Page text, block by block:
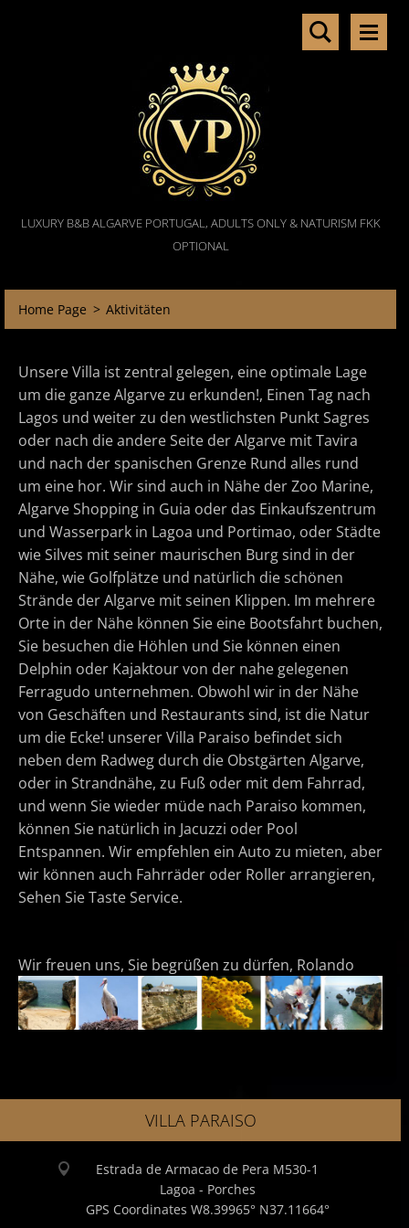
LUXURY B&B ALGARVE PORTUGAL, ADULTS ONLY & NATURISM FKK
OPTIONAL
Home Page > Aktivitäten
Unsere Villa ist zentral gelegen, eine optimale Lage
um die ganze Algarve zu erkunden!, Einen Tag nach
Lagos und weiter zu den westlichsten Punkt Sagres
oder nach die andere Seite der Algarve mit Tavira
und nach der spanischen Grenze Rund alles rund
um eine hor. Wir sind auch in Nähe der Zoo Marine,
Algarve Shopping in Guia oder das Einkaufszentrum
und Wasserpark in Lagoa und Portimao, oder Städte
wie Silves mit seiner maurischen Burg sind in der
Nähe, wie Golfplätze und natürlich die schönen
Strände der Algarve mit seinen Klippen. Im mehrere
Orte in der Nähe können Sie eine Bootsfahrt buchen,
Sie besuchen die Höhlen und Sie können einen
Delphin oder Kajaktour von der nahe gelegenen
Ferragudo unternehmen. Obwohl wir in der Nähe
von Geschäften und Restaurants sind, ist die Natur
um die Ecke! unserer Villa Paraiso befindet sich
neben dem Radweg durch die Obstgärten Algarve,
oder in Strandnähe, zu Fuß oder mit dem Fahrrad,
und wenn Sie wieder müde nach Paraiso kommen,
können Sie natürlich in Jacuzzi oder Pool
Entspannen. Wir empfehlen ein Auto zu mieten, aber
wir können auch Fahrräder oder Roller arrangieren,
Sehen Sie Taste Service.
Wir freuen uns, Sie begrüßen zu dürfen, Rolando
VILLA PARAISO
Estrada de Armacao de Pera M530-1
Lagoa - Porches
GPS Coordinates W8.39965° N37.11664°